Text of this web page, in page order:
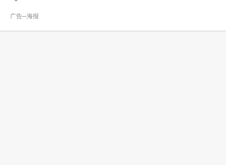
广告─海报